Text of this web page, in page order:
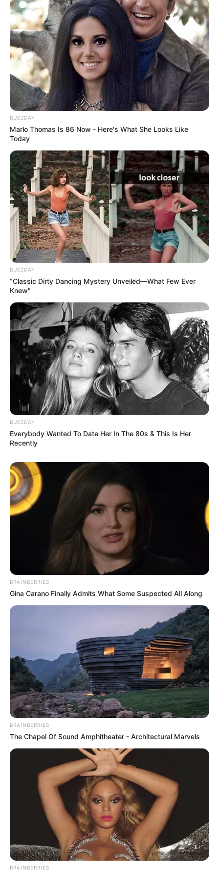
BUZZDAY
Marlo Thomas Is 86 Now - Here's What She Looks Like
Today
BUZZDAY
“Classic Dirty Dancing Mystery Unveiled—What Few Ever
Knew"
BUZZDAY
Everybody Wanted To Date Her In The 80s & This Is Her
Recently
BRAINBERRIES
Gina Carano Finally Admits What Some Suspected All Along
BRAINBERRIES
The Chapel Of Sound Amphitheater - Architectural Marvels
BRAINBERRIES